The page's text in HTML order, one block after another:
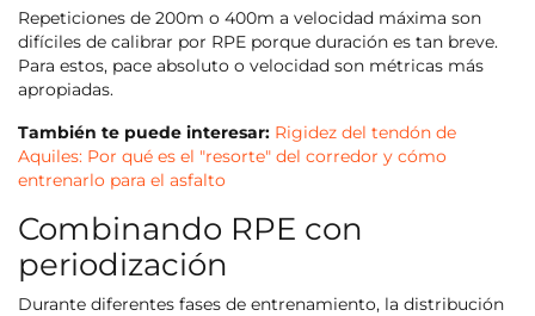
Repeticiones de 200m o 400m a velocidad máxima son
difíciles de calibrar por RPE porque duración es tan breve.
Para estos, pace absoluto o velocidad son métricas más
apropiadas.
También te puede interesar: Rigidez del tendón de
Aquiles: Por qué es el "resorte" del corredor y cómo
entrenarlo para el asfalto
Combinando RPE con
periodización
Durante diferentes fases de entrenamiento, la distribución